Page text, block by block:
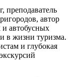
преподаватель
автор
автобусных
в жизни туризма.
и глубокая